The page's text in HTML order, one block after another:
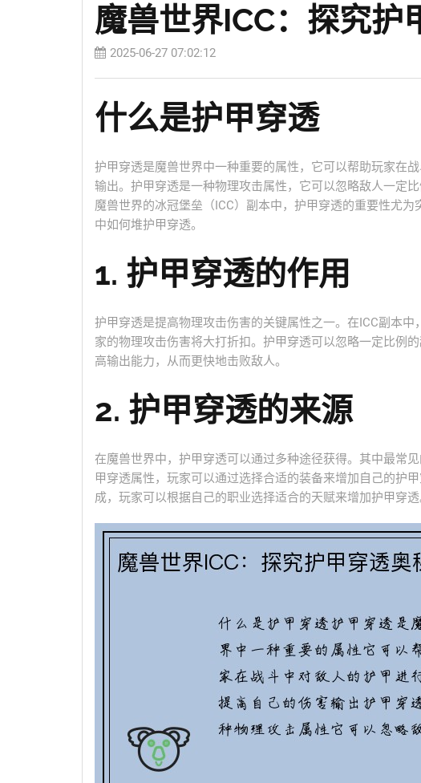
魔兽世界ICC：探究护
2025-06-27 07:02:12
什么是护甲穿透
护甲穿透是魔兽世界中一种重要的属性，它可以帮助玩家在
输出。护甲穿透是一种物理攻击属性，它可以忽略敌人一定
魔兽世界的冰冠堡垒（ICC）副本中，护甲穿透的重要性尤
中如何堆护甲穿透。
1. 护甲穿透的作用
护甲穿透是提高物理攻击伤害的关键属性之一。在ICC副本
家的物理攻击伤害将大打折扣。护甲穿透可以忽略一定比例
高输出能力，从而更快地击败敌人。
2. 护甲穿透的来源
在魔兽世界中，护甲穿透可以通过多种途径获得。其中最常
甲穿透属性，玩家可以通过选择合适的装备来增加自己的护
成，玩家可以根据自己的职业选择适合的天赋来增加护甲穿透